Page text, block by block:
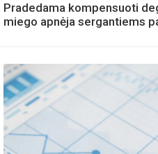
Pradedama kompensuoti
miego apnėja sergantiems